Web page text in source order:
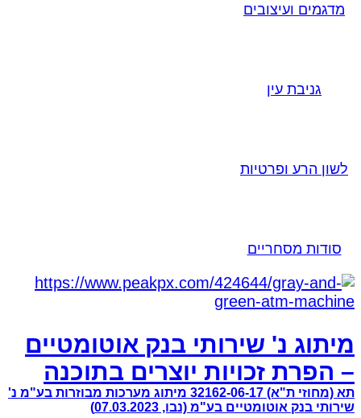
מדגמים ועיצובים
גניבת עין
לשון הרע ופרטיות
סודות מסחריים
מיתוג נ' שירותי בנק אוטומטיים
– הפרת זכויות יוצרים בתוכנה
תא (מחוזי ת"א) 32162-06-17 מיתוג מערכות מבוזרות בע"מ נ'
שירותי בנק אוטומטיים בע"מ (נבו, 07.03.2023)